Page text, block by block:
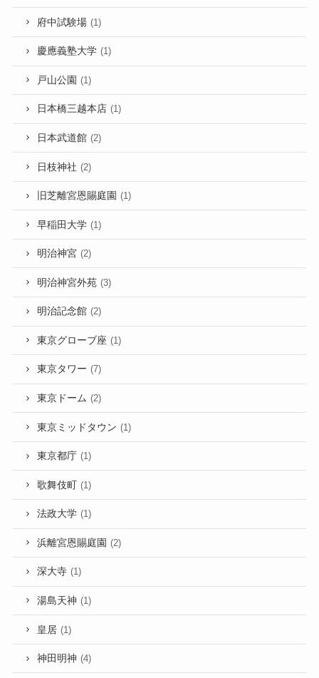
府中試験場 (1)
慶應義塾大学 (1)
戸山公園 (1)
日本橋三越本店 (1)
日本武道館 (2)
日枝神社 (2)
旧芝離宮恩賜庭園 (1)
早稲田大学 (1)
明治神宮 (2)
明治神宮外苑 (3)
明治記念館 (2)
東京グローブ座 (1)
東京タワー (7)
東京ドーム (2)
東京ミッドタウン (1)
東京都庁 (1)
歌舞伎町 (1)
法政大学 (1)
浜離宮恩賜庭園 (2)
深大寺 (1)
湯島天神 (1)
皇居 (1)
神田明神 (4)